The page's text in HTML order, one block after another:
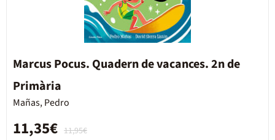
Marcus Pocus. Quadern de vacances. 2n de
Primària
Mañas, Pedro
11,95€
11,35€